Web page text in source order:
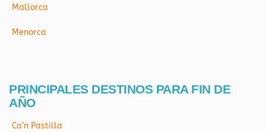
Mallorca
Menorca
PRINCIPALES DESTINOS PARA FIN DE
AÑO
Ca’n Pastilla